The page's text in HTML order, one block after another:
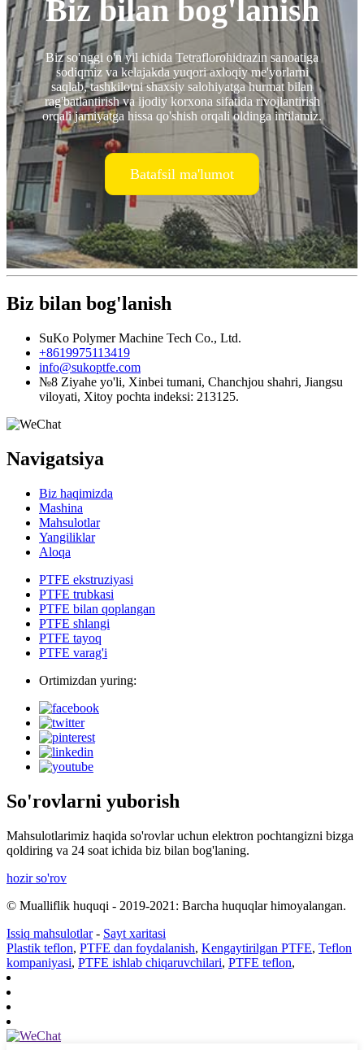
Biz bilan bog'lanish
Biz so'nggi o'n yil ichida Tetraflorohidrazin sanoatiga
sodiqmiz va kelajakda yuqori axloqiy me'yorlarni
saqlab, tashkilotni shaxsiy salohiyatga hurmat bilan
rag'batlantirish va ijodiy korxona sifatida rivojlantirish
orqali jamiyatga hissa qo'shish orqali oldinga intilamiz.
Batafsil ma'lumot
Biz bilan bog'lanish
SuKo Polymer Machine Tech Co., Ltd.
+8619975113419
info@sukoptfe.com
№8 Ziyahe yo'li, Xinbei tumani, Chanchjou shahri, Jiangsu
viloyati, Xitoy pochta indeksi: 213125.
Navigatsiya
Biz haqimizda
Mashina
Mahsulotlar
Yangiliklar
Aloqa
PTFE ekstruziyasi
PTFE trubkasi
PTFE bilan qoplangan
PTFE shlangi
PTFE tayoq
PTFE varag'i
Ortimizdan yuring:
So'rovlarni yuborish
Mahsulotlarimiz haqida so'rovlar uchun elektron pochtangizni bizga
qoldiring va 24 soat ichida biz bilan bog'laning.
hozir so'rov
© Mualliflik huquqi - 2019-2021: Barcha huquqlar himoyalangan.
Issiq mahsulotlar- Sayt xaritasi
Plastik teflon, PTFE dan foydalanish, Kengaytirilgan PTFE, Teflon
kompaniyasi, PTFE ishlab chiqaruvchilari, PTFE teflon,